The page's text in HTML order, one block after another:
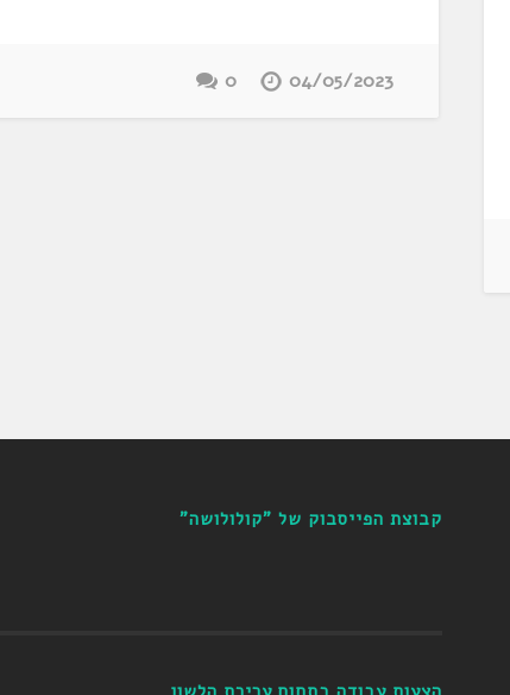
04/05/2023
0
קבוצת הפייסבוק של "קולולושה"